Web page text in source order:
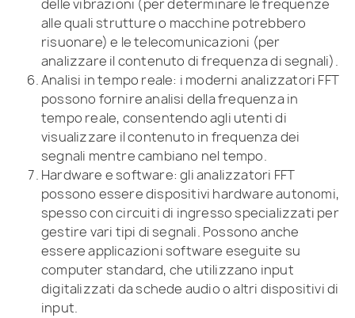
delle vibrazioni (per determinare le frequenze
alle quali strutture o macchine potrebbero
risuonare) e le telecomunicazioni (per
analizzare il contenuto di frequenza di segnali).
Analisi in tempo reale: i moderni analizzatori FFT
possono fornire analisi della frequenza in
tempo reale, consentendo agli utenti di
visualizzare il contenuto in frequenza dei
segnali mentre cambiano nel tempo.
Hardware e software: gli analizzatori FFT
possono essere dispositivi hardware autonomi,
spesso con circuiti di ingresso specializzati per
gestire vari tipi di segnali. Possono anche
essere applicazioni software eseguite su
computer standard, che utilizzano input
digitalizzati da schede audio o altri dispositivi di
input.